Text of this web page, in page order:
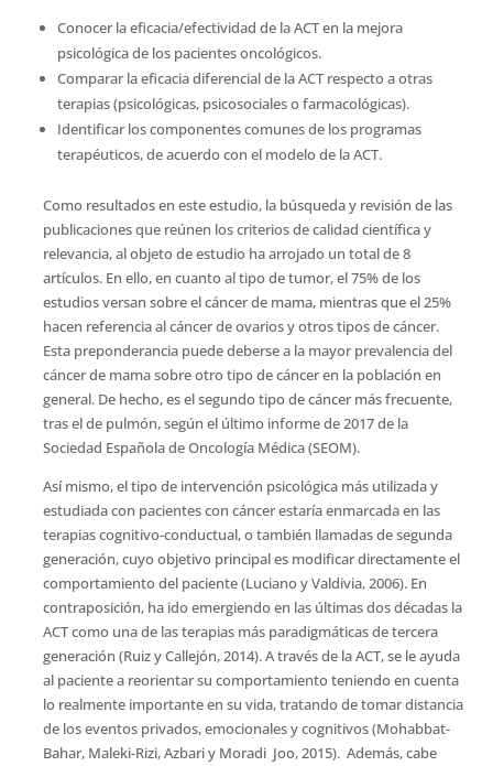
Conocer la eficacia/efectividad de la ACT en la mejora
psicológica de los pacientes oncológicos.
Comparar la eficacia diferencial de la ACT respecto a otras
terapias (psicológicas, psicosociales o farmacológicas).
Identificar los componentes comunes de los programas
terapéuticos, de acuerdo con el modelo de la ACT.
Como resultados en este estudio, la búsqueda y revisión de las
publicaciones que reúnen los criterios de calidad científica y
relevancia, al objeto de estudio ha arrojado un total de 8
artículos. En ello, en cuanto al tipo de tumor, el 75% de los
estudios versan sobre el cáncer de mama, mientras que el 25%
hacen referencia al cáncer de ovarios y otros tipos de cáncer.
Esta preponderancia puede deberse a la mayor prevalencia del
cáncer de mama sobre otro tipo de cáncer en la población en
general. De hecho, es el segundo tipo de cáncer más frecuente,
tras el de pulmón, según el último informe de 2017 de la
Sociedad Española de Oncología Médica (SEOM).
Así mismo, el tipo de intervención psicológica más utilizada y
estudiada con pacientes con cáncer estaría enmarcada en las
terapias cognitivo-conductual, o también llamadas de segunda
generación, cuyo objetivo principal es modificar directamente el
comportamiento del paciente (Luciano y Valdivia, 2006). En
contraposición, ha ido emergiendo en las últimas dos décadas la
ACT como una de las terapias más paradigmáticas de tercera
generación (Ruiz y Callejón, 2014). A través de la ACT, se le ayuda
al paciente a reorientar su comportamiento teniendo en cuenta
lo realmente importante en su vida, tratando de tomar distancia
de los eventos privados, emocionales y cognitivos (Mohabbat-
Bahar, Maleki-Rizi, Azbari y Moradi  Joo, 2015). Además, cabe